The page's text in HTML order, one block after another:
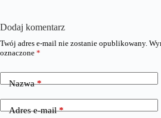
Dodaj komentarz
Twój adres e-mail nie zostanie opublikowany.
oznaczone *
Nazwa*
Adres e-mail*